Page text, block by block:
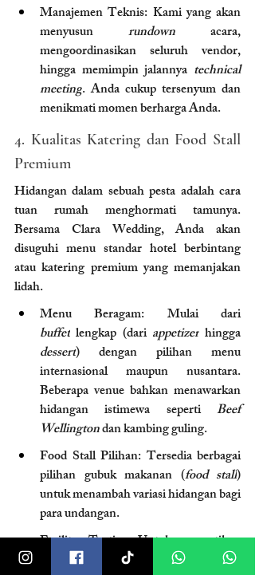
Manajemen Teknis: Kami yang akan
menyusun rundown acara,
mengoordinasikan seluruh vendor,
hingga memimpin jalannya technical
meeting. Anda cukup tersenyum dan
menikmati momen berharga Anda.
4. Kualitas Katering dan Food Stall
Premium
Hidangan dalam sebuah pesta adalah cara
tuan rumah menghormati tamunya.
Bersama Clara Wedding, Anda akan
disuguhi menu standar hotel berbintang
atau katering premium yang memanjakan
lidah.
Menu Beragam: Mulai dari
buffet lengkap (dari appetizer
dessert) dengan pilihan menu
internasional maupun nusantara.
Beberapa venue bahkan menawarkan
hidangan istimewa seperti Beef
Wellington dan kambing guling.
Food Stall Pilihan: Tersedia berbagai
pilihan gubuk makanan (food stall)
untuk menambah variasi hidangan bagi
para undangan.
Fasilitas Tasting: Untuk memastikan
setiap rasa sesuai dengan ekspektasi